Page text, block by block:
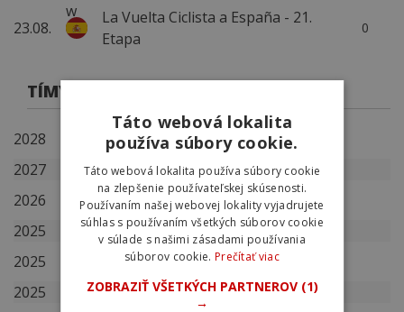
23.08.
La Vuelta Ciclista a España - 21.
Etapa
0
TÍMY
2028
Tudor Pro Cycling Team
2027
Tudor Pro Cycling Team
2026
Tudor Pro Cycling Team
2025
Groupama - FDJ
2025
Switzerland
2025
Swiss Cycling
Táto webová lokalita
používa súbory cookie.
Táto webová lokalita používa súbory cookie
na zlepšenie používateľskej skúsenosti.
Používaním našej webovej lokality vyjadrujete
súhlas s používaním všetkých súborov cookie
v súlade s našimi zásadami používania
súborov cookie. Prečítať viac
ZOBRAZIŤ VŠETKÝCH PARTNEROV (1)
→